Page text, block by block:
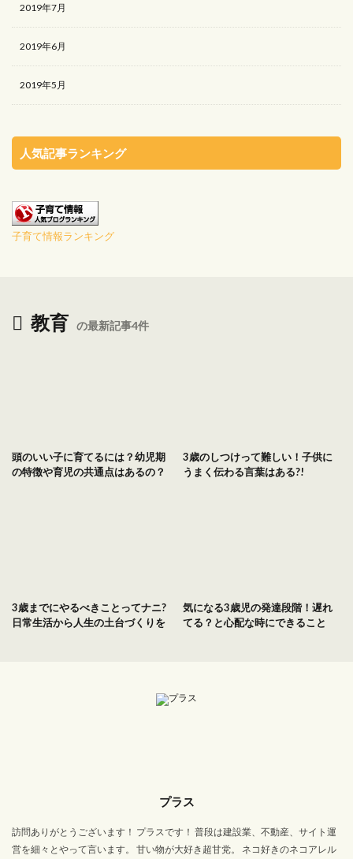
2019年7月
2019年6月
2019年5月
人気記事ランキング
子育て情報ランキング
教育 の最新記事4件
頭のいい子に育てるには？幼児期
の特徴や育児の共通点はあるの？
3歳のしつけって難しい！子供に
うまく伝わる言葉はある?!
3歳までにやるべきことってナニ?
日常生活から人生の土台づくりを
気になる3歳児の発達段階！遅れ
てる？と心配な時にできること
プラス
訪問ありがとうございます！ プラスです！ 普段は建設業、不動産、サイト運
営を細々とやって言います。 甘い物が大好き超甘党。 ネコ好きのネコアレル